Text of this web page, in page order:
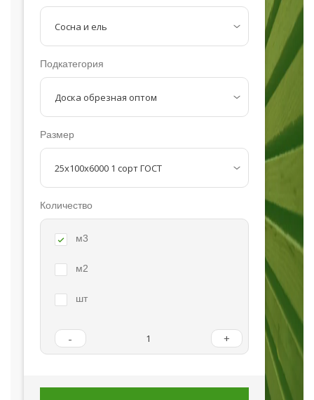
Подкатегория
Размер
Количество
м3
м2
шт
- +